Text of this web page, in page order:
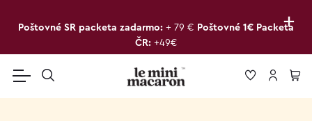
+
Poštovné SR packeta zadarmo: + 79 € Poštovné 1€ Packeta
ČR: +49€